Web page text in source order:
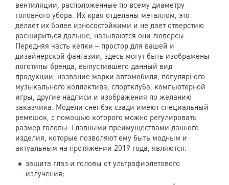
вентиляции, расположенные по всему диаметру
головного убора. Их края отделаны металлом, это
делает их более износостойкими и не дает отверстию
расшириться дальше, называются они люверсы.
Передняя часть кепки – простор для вашей и
дизайнерской фантазии, здесь могут быть изображены
логотипы бренда, выпустившего данный вид
продукции, название марки автомобиля, популярного
музыкального коллектива, спортклуба, компьютерной
игры, другие надписи и изображения по желанию
заказчика. Модели снепбэк сзади имеют специальный
ремешок, с помощью которого можно регулировать
размер головы. Главными преимуществами данного
изделия, которые позволяют ему быть модным и
актуальным на протяжении 2019 года, являются:
защита глаз и головы от ультрафиолетового
излучения;